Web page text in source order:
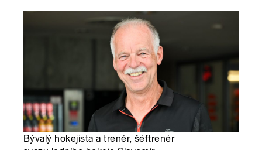
Bývalý hokejista a trenér, šéftrenér